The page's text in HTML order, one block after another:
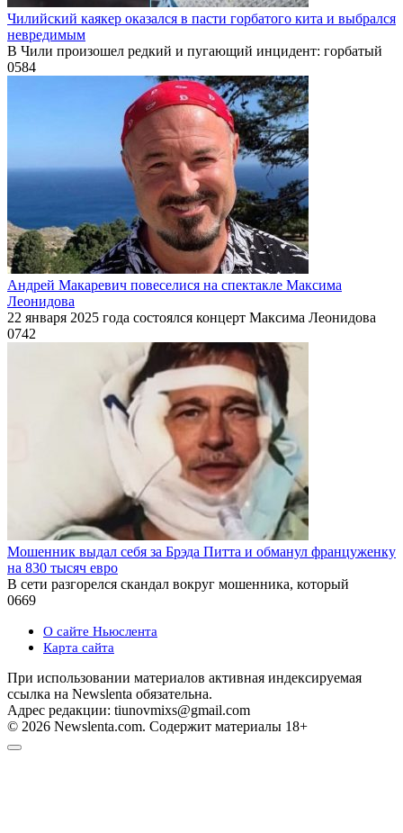
Чилийский каякер оказался в пасти горбатого кита и выбрался
невредимым
В Чили произошел редкий и пугающий инцидент: горбатый
0584
Андрей Макаревич повеселися на спектакле Максима
Леонидова
22 января 2025 года состоялся концерт Максима Леонидова
0742
Мошенник выдал себя за Брэда Питта и обманул француженку
на 830 тысяч евро
В сети разгорелся скандал вокруг мошенника, который
0669
О сайте Ньюслента
Карта сайта
При использовании материалов активная индексируемая
ссылка на Newslenta обязательна.
Адрес редакции: tiunovmixs@gmail.com
© 2026 Newslenta.com. Содержит материалы 18+